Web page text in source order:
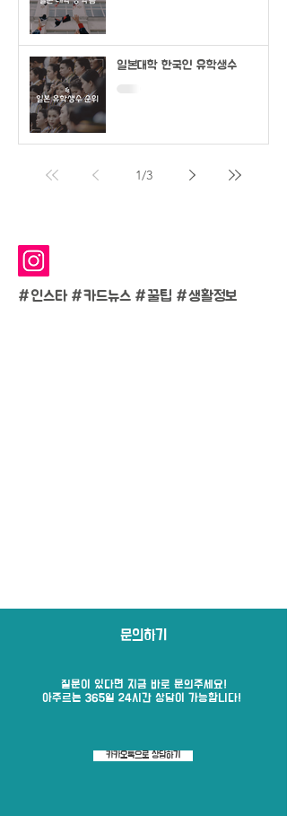
일본대학 한국인 유학생수
1/3
#인스타 #카드뉴스 #꿀팁 #생활정보
문의하기
질문이 있다면 지금 바로​ 문의주세요!
​아주르는 365일 24시간 상담이 가능합니다!
카카오톡으로 상담하기